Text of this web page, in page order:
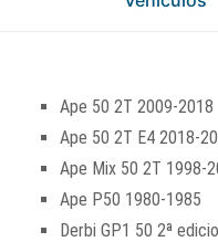
Ape 50 2T 2009-2018
Ape 50 2T E4 2018-
Ape Mix 50 2T 1998-
Ape P50 1980-1985
Derbi GP1 50 2ª